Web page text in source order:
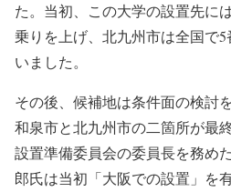
た。当初、この大学の設置先に
乗りを上げ、北九州市は全国で
いました。
その後、候補地は条件面の検討
和泉市と北九州市の二箇所が最
設置準備委員会の委員長を務め
郎氏は当初「大阪での設置」を